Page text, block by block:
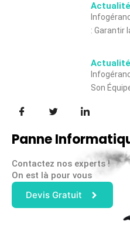
: Garantir
Son
Panne
Contactez nos experts !
On est là pour vous
Devis Gratuit